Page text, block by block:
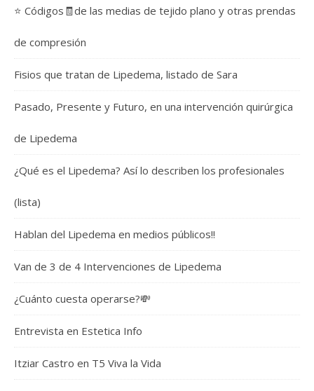
⭐️ Códigos🧾de las medias de tejido plano y otras prendas
de compresión
Fisios que tratan de Lipedema, listado de Sara
Pasado, Presente y Futuro, en una intervención quirúrgica
de Lipedema
¿Qué es el Lipedema? Así lo describen los profesionales
(lista)
Hablan del Lipedema en medios públicos!!
Van de 3 de 4 Intervenciones de Lipedema
¿Cuánto cuesta operarse?💸
Entrevista en Estetica Info
Itziar Castro en T5 Viva la Vida